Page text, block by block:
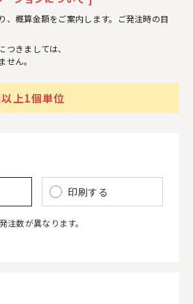
、概算金額をご案内します。ご発注時の目
きましては、
ん。
上1個単位
印刷する
注数が異なります。